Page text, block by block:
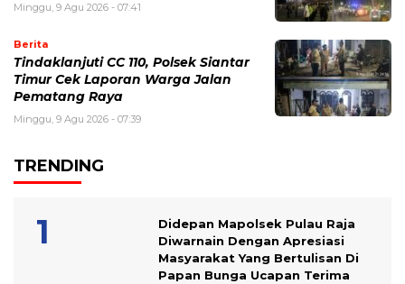
Minggu, 9 Agu 2026 - 07:41
Berita
Tindaklanjuti CC 110, Polsek Siantar
Timur Cek Laporan Warga Jalan
Pematang Raya
Minggu, 9 Agu 2026 - 07:39
TRENDING
Didepan Mapolsek Pulau Raja
Diwarnain Dengan Apresiasi
Masyarakat Yang Bertulisan Di
Papan Bunga Ucapan Terima